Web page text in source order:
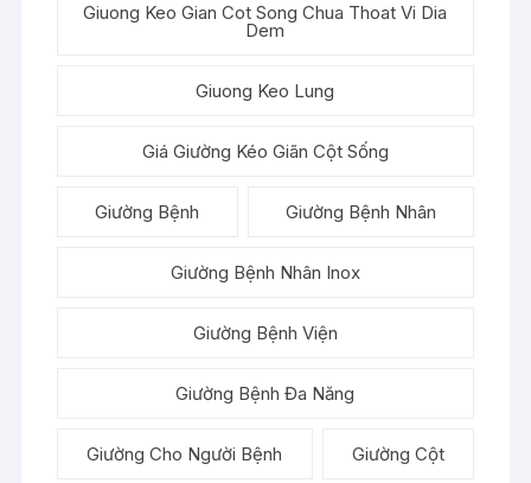
Giuong Keo Gian Cot Song Chua Thoat Vi Dia
Dem
Giuong Keo Lung
Giá Giường Kéo Giãn Cột Sống
Giường Bệnh Giường Bệnh Nhân
Giường Bệnh Nhân Inox
Giường Bệnh Viện
Giường Bệnh Đa Năng
Giường Cho Người Bệnh Giường Cột